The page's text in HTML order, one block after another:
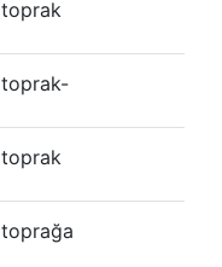
toprak
toprak-
toprak
toprağa